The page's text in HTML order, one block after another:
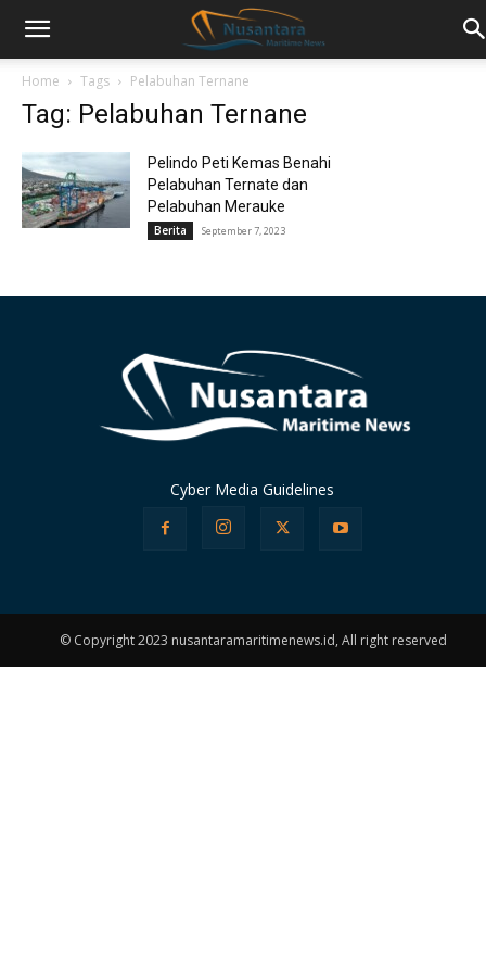
Home Tags Pelabuhan Ternane
Tag: Pelabuhan Ternane
Pelindo Peti Kemas Benahi
Pelabuhan Ternate dan
Pelabuhan Merauke
Berita September 7, 2023
Cyber Media Guidelines
© Copyright 2023 nusantaramaritimenews.id, All right reserved